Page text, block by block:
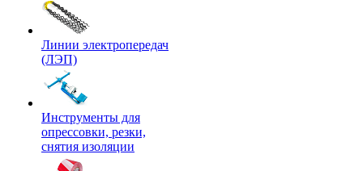
Линии электропередач
(ЛЭП)
Инструменты для
опрессовки, резки,
снятия изоляции